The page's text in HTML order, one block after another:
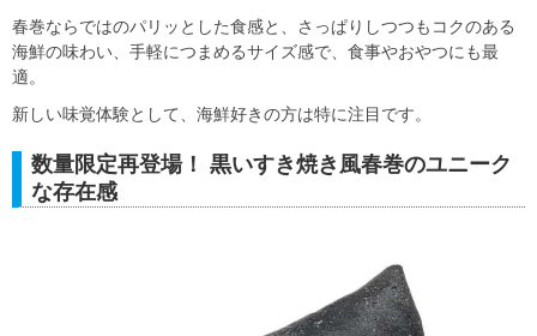
春巻ならではのパリッとした食感と、さっぱりしつつもコクのある
海鮮の味わい、手軽につまめるサイズ感で、食事やおやつにも最
適。
新しい味覚体験として、海鮮好きの方は特に注目です。
数量限定再登場！ 黒いすき焼き風春巻のユニーク
な存在感